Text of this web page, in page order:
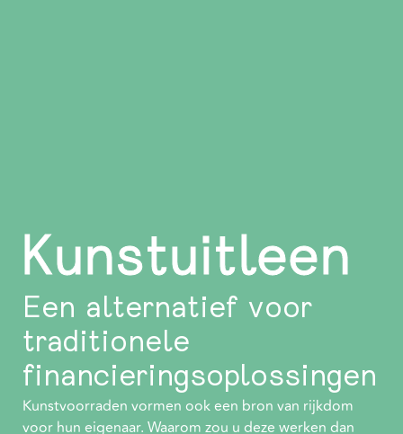
Kunstuitleen
Een alternatief voor
traditionele
financieringsoplossingen
Kunstvoorraden vormen ook een bron van rijkdom
voor hun eigenaar. Waarom zou u deze werken dan